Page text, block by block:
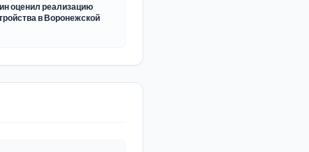
оценил реализацию
в Воронежской